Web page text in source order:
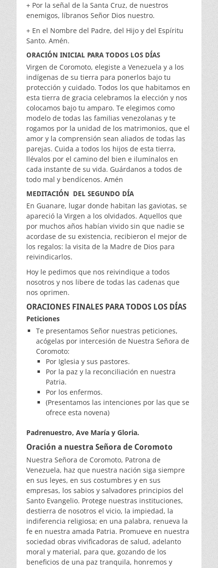
+ Por la señal de la Santa Cruz, de nuestros
enemigos, líbranos Señor Dios nuestro.
+ En el Nombre del Padre, del Hijo y del Espíritu
Santo. Amén.
ORACIÓN INICIAL PARA TODOS LOS DÍAS
Virgen de Coromoto, elegiste a Venezuela y a los
indígenas de su tierra para ponerlos bajo tu
protección y cuidado. Todos los que habitamos en
esta tierra de gracia celebramos la elección y nos
colocamos bajo tu amparo. Te elegimos como
modelo de todas las familias venezolanas y te
rogamos por la unidad de los matrimonios, que el
amor y la comprensión sean aliados de todas las
parejas. Cuida a todos los hijos de esta tierra,
llévalos por el camino del bien e ilumínalos en
cada instante de su vida. Guárdanos a todos de
todo mal y bendícenos. Amén
MEDITACIÓN DEL SEGUNDO DÍA
En Guanare, lugar donde habitan las gaviotas, se
apareció la Virgen a los olvidados. Aquellos que
por muchos años habían vivido sin que nadie se
acordase de su existencia, recibieron el mejor de
los regalos: la visita de la Madre de Dios para
reivindicarlos.
Hoy le pedimos que nos reivindique a todos
nosotros y nos libere de todas las cadenas que
nos oprimen.
ORACIONES FINALES PARA TODOS LOS DÍAS
Peticiones
Te presentamos Señor nuestras peticiones,
acógelas por intercesión de Nuestra Señora de
Coromoto:
Por Iglesia y sus pastores.
Por la paz y la reconciliación en nuestra
Patria.
Por los enfermos.
(Presentamos las intenciones por las que se
ofrece esta novena)
Padrenuestro, Ave María y Gloria.
Oración a nuestra Señora de Coromoto
Nuestra Señora de Coromoto, Patrona de
Venezuela, haz que nuestra nación siga siempre
en sus leyes, en sus costumbres y en sus
empresas, los sabios y salvadores principios del
Santo Evangelio. Protege nuestras instituciones,
destierra de nosotros el vicio, la impiedad, la
indiferencia religiosa; en una palabra, renueva la
fe en nuestra amada Patria. Promueve en nuestra
sociedad obras vivificadoras de salud, adelanto
moral y material, para que, gozando de los
beneficios de una paz tranquila, honremos y